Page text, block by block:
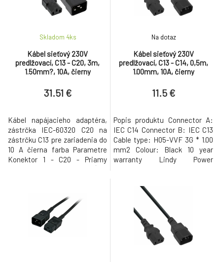
Kábel sieťový 230V
predlžovací, C13 - C20, 3m,
1.50mm?, 10A, čierny
Skladom 4ks
31.51 €
Kábel napájacieho adaptéra,
zástrčka IEC-60320 C20 na
zástrčku C13 pre zariadenia do
10 A čierna farba Parametre
Konektor 1 - C20 - Priamy
Kábel sieťový 230V
predlžovací, C13 - C14, 0,5m,
1.00mm, 10A, čierny
Na dotaz
11.5 €
Popis produktu Connector A:
IEC C14 Connector B: IEC C13
Cable type: H05-VVF 3G * 1.00
mm2 Colour: Black 10 year
warranty Lindy Power
connections for use in a wide
variety of professional and
home environments. These
cables are perfect for use in